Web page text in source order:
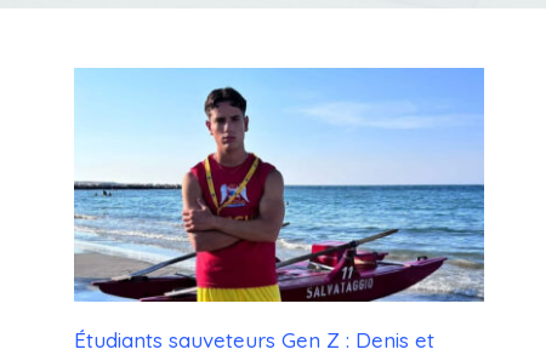
Étudiants sauveteurs Gen Z : Denis et